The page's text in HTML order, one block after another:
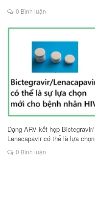
0 Bình luận
Dạng ARV kết hợp Bictegravir/
Lenacapavir có thể là lựa chọn
mới cho người HIV
0 Bình luận